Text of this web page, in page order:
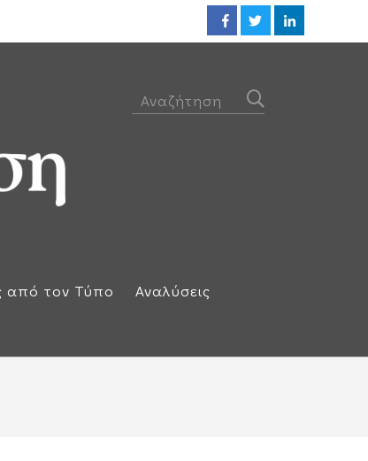
ΕΕ: Αλληλεγγύη στην
από τον Τύπο
Αναλύσεις